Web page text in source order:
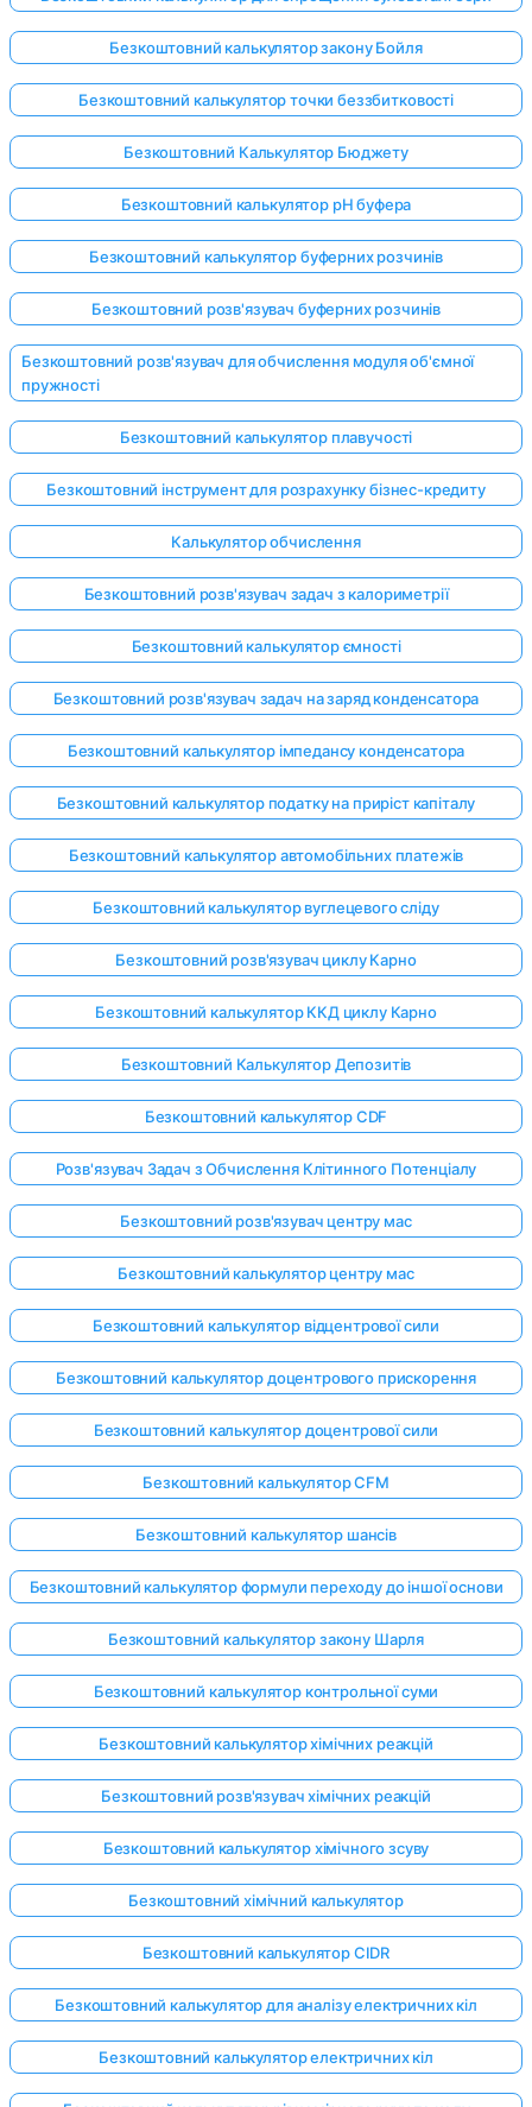
Безкоштовний калькулятор закону Бойля
Безкоштовний калькулятор точки беззбитковості
Безкоштовний Калькулятор Бюджету
Безкоштовний калькулятор pH буфера
Безкоштовний калькулятор буферних розчинів
Безкоштовний розв'язувач буферних розчинів
Безкоштовний розв'язувач для обчислення модуля об'ємної
пружності
Безкоштовний калькулятор плавучості
Безкоштовний інструмент для розрахунку бізнес-кредиту
Калькулятор обчислення
Безкоштовний розв'язувач задач з калориметрії
Безкоштовний калькулятор ємності
Безкоштовний розв'язувач задач на заряд конденсатора
Безкоштовний калькулятор імпедансу конденсатора
Безкоштовний калькулятор податку на приріст капіталу
Безкоштовний калькулятор автомобільних платежів
Безкоштовний калькулятор вуглецевого сліду
Безкоштовний розв'язувач циклу Карно
Безкоштовний калькулятор ККД циклу Карно
Безкоштовний Калькулятор Депозитів
Безкоштовний калькулятор CDF
Розв'язувач Задач з Обчислення Клітинного Потенціалу
Безкоштовний розв'язувач центру мас
Безкоштовний калькулятор центру мас
Безкоштовний калькулятор відцентрової сили
Безкоштовний калькулятор доцентрового прискорення
Безкоштовний калькулятор доцентрової сили
Безкоштовний калькулятор CFM
Безкоштовний калькулятор шансів
Безкоштовний калькулятор формули переходу до іншої основи
Безкоштовний калькулятор закону Шарля
Безкоштовний калькулятор контрольної суми
Безкоштовний калькулятор хімічних реакцій
Безкоштовний розв'язувач хімічних реакцій
Безкоштовний калькулятор хімічного зсуву
Безкоштовний хімічний калькулятор
Безкоштовний калькулятор CIDR
Безкоштовний калькулятор для аналізу електричних кіл
Безкоштовний калькулятор електричних кіл